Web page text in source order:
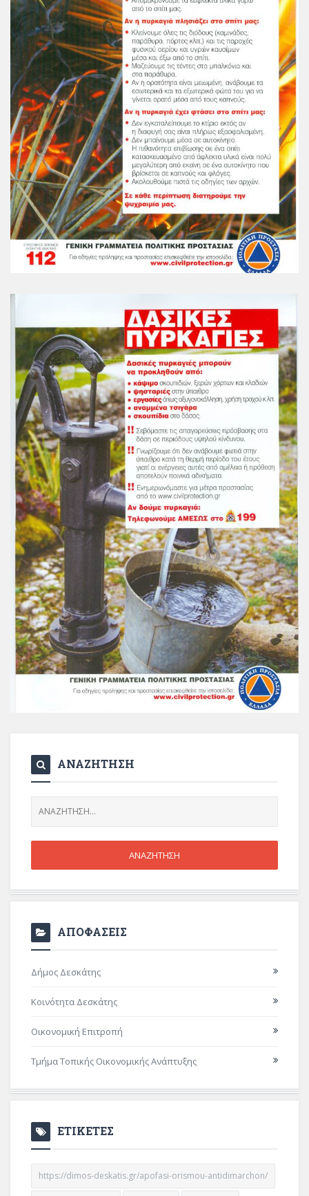
ΑΝΑΖΗΤΗΣΗ
ΑΠΟΦΑΣΕΙΣ
Δήμος Δεσκάτης
Κοινότητα Δεσκάτης
Οικονομική Επιτροπή
Τμήμα Τοπικής Οικονομικής Ανάπτυξης
ΕΤΙΚΕΤΕΣ
https://dimos-deskatis.gr/apofasi-orismou-antidimarchon/